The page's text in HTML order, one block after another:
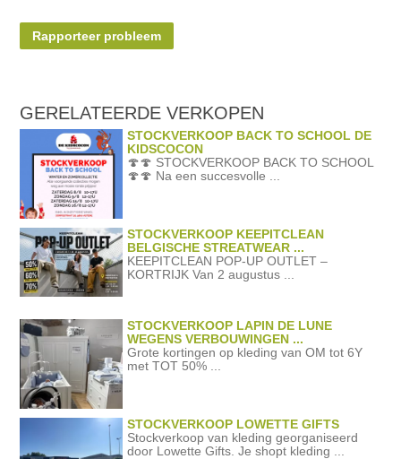
Rapporteer probleem
GERELATEERDEVERKOPEN
STOCKVERKOOP BACK TO SCHOOL DE
KIDSCOCON
🍄🍄 STOCKVERKOOP BACK TO SCHOOL
🍄🍄 Na een succesvolle ...
STOCKVERKOOP KEEPITCLEAN
BELGISCHE STREATWEAR ...
KEEPITCLEAN POP-UP OUTLET –
KORTRIJK Van 2 augustus ...
STOCKVERKOOP LAPIN DE LUNE
WEGENS VERBOUWINGEN ...
Grote kortingen op kleding van OM tot 6Y
met TOT 50% ...
STOCKVERKOOP LOWETTE GIFTS
Stockverkoop van kleding georganiseerd
door Lowette Gifts. Je shopt kleding ...